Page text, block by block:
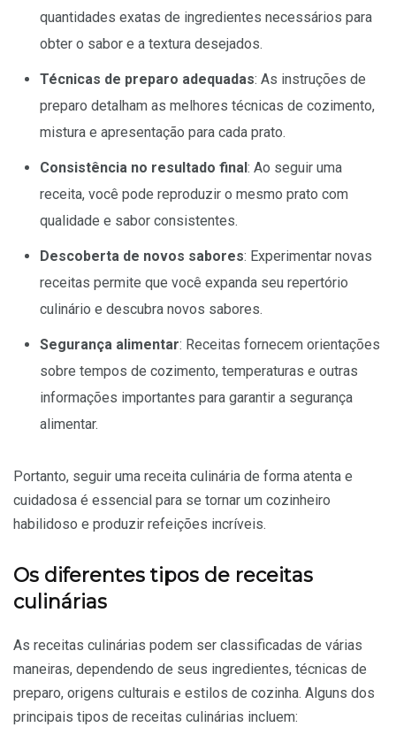
quantidades exatas de ingredientes necessários para
obter o sabor e a textura desejados.
Técnicas de preparo adequadas: As instruções de
preparo detalham as melhores técnicas de cozimento,
mistura e apresentação para cada prato.
Consistência no resultado final: Ao seguir uma
receita, você pode reproduzir o mesmo prato com
qualidade e sabor consistentes.
Descoberta de novos sabores: Experimentar novas
receitas permite que você expanda seu repertório
culinário e descubra novos sabores.
Segurança alimentar: Receitas fornecem orientações
sobre tempos de cozimento, temperaturas e outras
informações importantes para garantir a segurança
alimentar.
Portanto, seguir uma receita culinária de forma atenta e
cuidadosa é essencial para se tornar um cozinheiro
habilidoso e produzir refeições incríveis.
Os diferentes tipos de receitas
culinárias
As receitas culinárias podem ser classificadas de várias
maneiras, dependendo de seus ingredientes, técnicas de
preparo, origens culturais e estilos de cozinha. Alguns dos
principais tipos de receitas culinárias incluem: